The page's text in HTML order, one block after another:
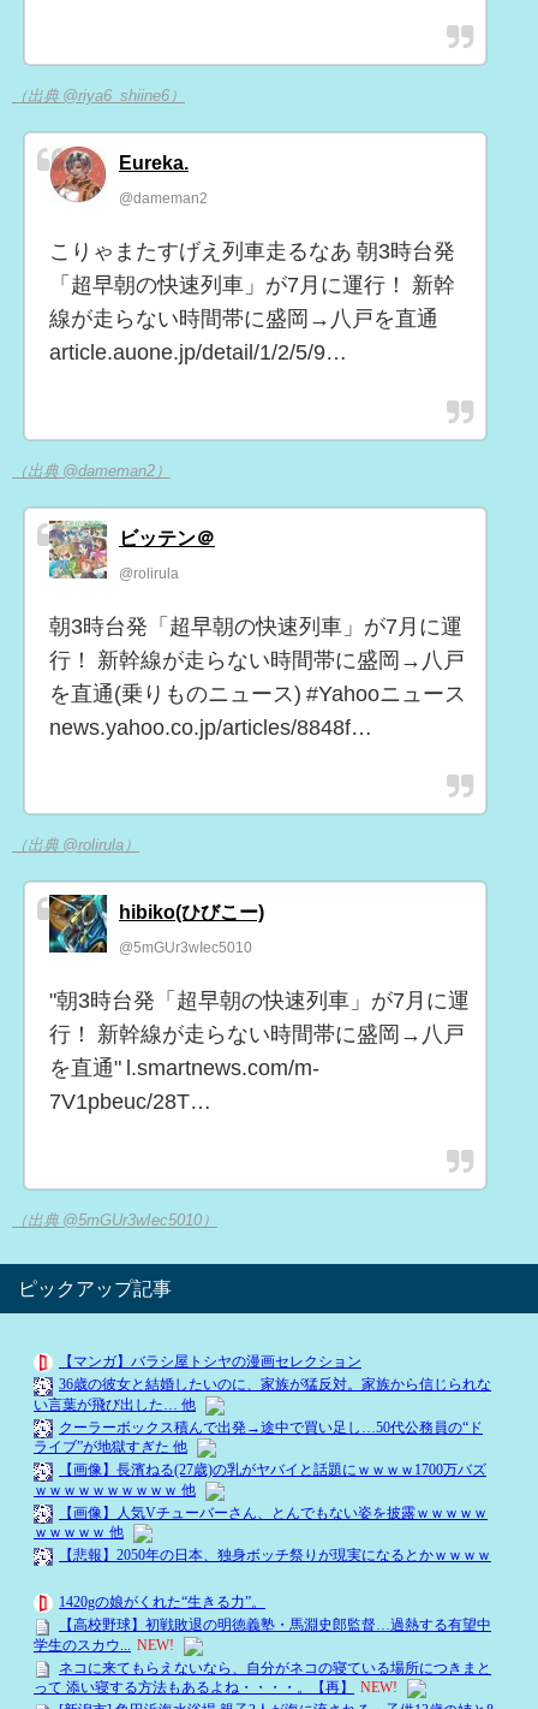
（出典 @riya6_shiine6）
Eureka.
@dameman2
こりゃまたすげえ列車走るなあ 朝3時台発
「超早朝の快速列車」が7月に運行！ 新幹
線が走らない時間帯に盛岡→八戸を直通
article.auone.jp/detail/1/2/5/9…
（出典 @dameman2）
ビッテン＠
@rolirula
朝3時台発「超早朝の快速列車」が7月に運
行！ 新幹線が走らない時間帯に盛岡→八戸
を直通(乗りものニュース) #Yahooニュース
news.yahoo.co.jp/articles/8848f…
（出典 @rolirula）
hibiko(ひびこー)
@5mGUr3wIec5010
"朝3時台発「超早朝の快速列車」が7月に運
行！ 新幹線が走らない時間帯に盛岡→八戸
を直通" l.smartnews.com/m-
7V1pbeuc/28T…
（出典 @5mGUr3wIec5010）
ピックアップ記事